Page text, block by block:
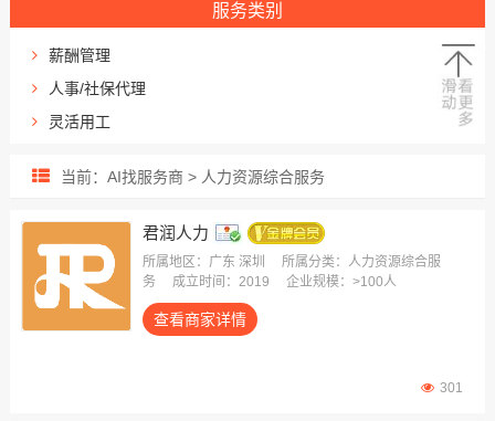
服务类别
薪酬管理
人事/社保代理
灵活用工
人力资源外包
招聘流程外包
业务/岗位外包
雇主责任险
当前：AI找服务商 > 人力资源综合服务
君润人力
所属地区：广东 深圳
所属分类：人力资源综合服
务
成立时间：2019 企业规模：>100人
查看商家详情
301